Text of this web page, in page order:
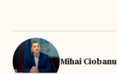
Mihai Ciobanu